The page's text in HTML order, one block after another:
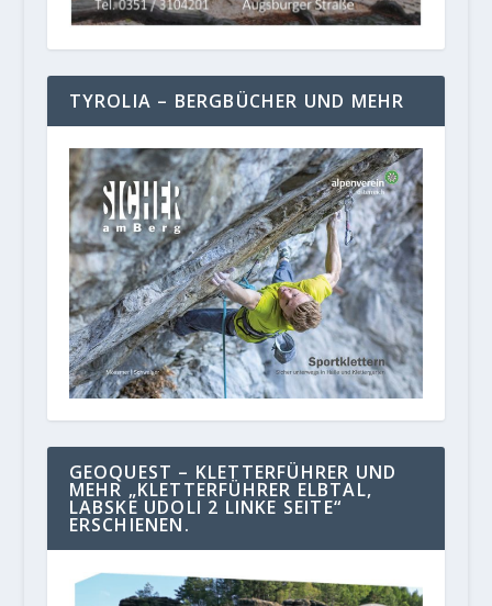
TYROLIA – BERGBÜCHER UND MEHR
GEOQUEST – KLETTERFÜHRER UND
MEHR „KLETTERFÜHRER ELBTAL,
LABSKE UDOLI 2 LINKE SEITE“
ERSCHIENEN.